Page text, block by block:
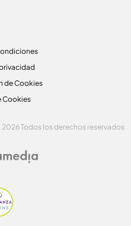
de Cookies
Cookies
Todos los derechos reservados